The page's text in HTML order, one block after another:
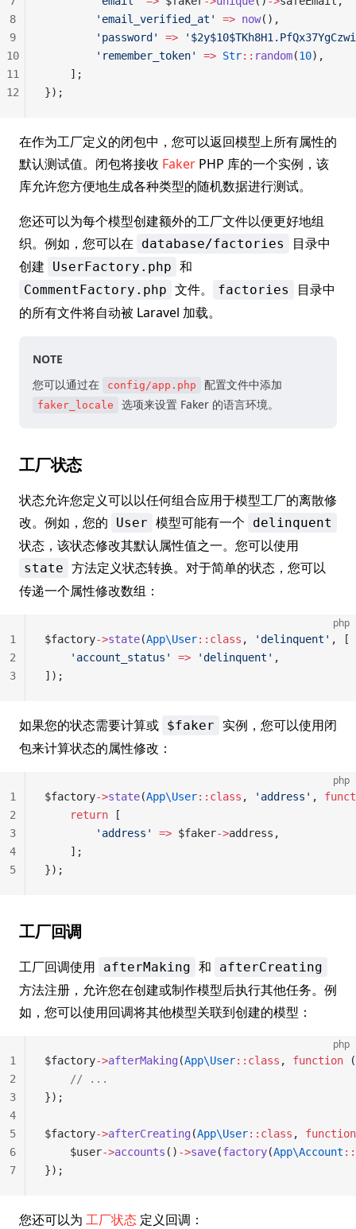
        'email_verified_at'
=> now(),
        'password'
=>
        'remember_token'
=> Str:: random(10),
    ];
});
8
9
10
11
12
在作为工厂定义的闭包中，您可以返回模型上所有属性的
默认测试值。闭包将接收 Faker PHP 库的一个实例，该
库允许您方便地生成各种类型的随机数据进行测试。
您还可以为每个模型创建额外的工厂文件以便更好地组
织。例如，您可以在
database/factories
目录中
创建
UserFactory.php 和
CommentFactory.php 文件。 factories
目录中
的所有文件将自动被 Laravel 加载。
NOTE
您可以通过在
config/app.php 配置文件中添加
faker_locale 选项来设置 Faker 的语言环境。
工厂状态
状态允许您定义可以以任何组合应用于模型工厂的离散修
改。例如，您的
User 模型可能有一个 delinquent
状态，该状态修改其默认属性值之一。您可以使用
state 方法定义状态转换。对于简单的状态，您可以
传递一个属性修改数组：
php
$factory->state(App\User::class , 'delinquent' , [
    'account_status'
=> 'delinquent' ,
]);
1
2
3
如果您的状态需要计算或 $faker
实例，您可以使用闭
包来计算状态的属性修改：
php
$factory->state(App\User::class , 'address' ,
    return
[
        'address'
=> $faker->address,
    ];
});
1
2
3
4
5
工厂回调
工厂回调使用 afterMaking 和 afterCreating
方法注册，允许您在创建或制作模型后执行其他任务。例
如，您可以使用回调将其他模型关联到创建的模型：
php
$factory->afterMaking (App\User::class , function
    // ...
});
$factory->afterCreating (App\User::class , function
    $user
->accounts () ->save(factory(App\Account
});
1
2
3
4
5
6
7
您还可以为 工厂状态 定义回调：